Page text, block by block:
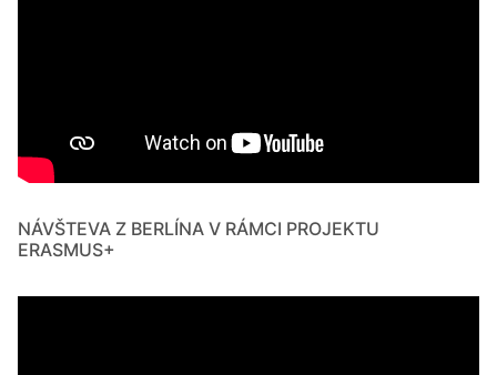
NÁVŠTEVA Z BERLÍNA V RÁMCI PROJEKTU
ERASMUS+